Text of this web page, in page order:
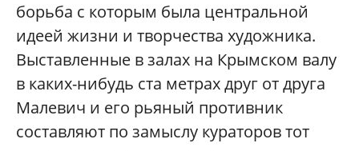
борьба с которым была центральной
идеей жизни и творчества художника.
Выставленные в залах на Крымском валу
в каких-нибудь ста метрах друг от друга
Малевич и его рьяный противник
составляют по замыслу кураторов тот